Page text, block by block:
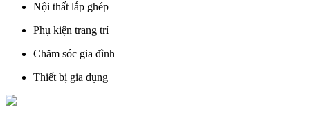
Nội thất lắp ghép
Phụ kiện trang trí
Chăm sóc gia đình
Thiết bị gia dụng